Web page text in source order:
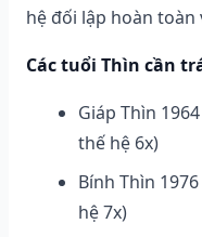
hệ đối lập hoàn
Các tuổi Thìn cần
Giáp Thìn
thế hệ 6x)
Bính Thìn
hệ 7x)